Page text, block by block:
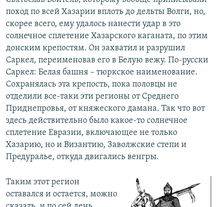
поход по всей Хазарии вплоть до дельты Волги, но,
скорее всего, ему удалось нанести удар в это
солнечное сплетение Хазарского каганата, по этим
донским крепостям. Он захватил и разрушил
Саркел, переименовав его в Белую вежу. По-русски
Саркел: Белая башня – тюркское наименование.
Сохранялась эта крепость, пока половцы не
отделили все-таки эти регионы от Среднего
Приднепровья, от княжеского дамана. Так что вот
здесь действительно было какое-то солнечное
сплетение Евразии, включающее не только
Хазарию, но и Византию, Заволжские степи и
Предуралье, откуда двигались венгры.
Таким этот регион
оставался и остается, можно